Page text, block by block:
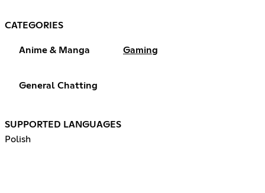
CATEGORIES
Anime & Manga Gaming
General Chatting
SUPPORTED LANGUAGES
Polish